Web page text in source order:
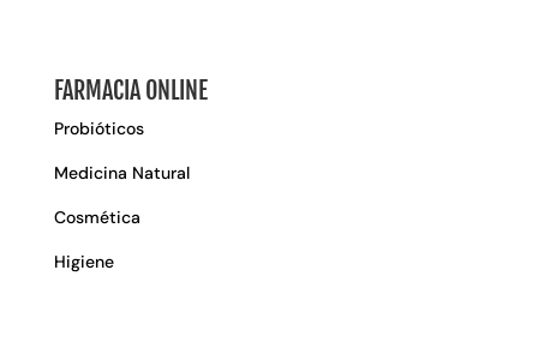
FARMACIA ONLINE
Probióticos
Medicina Natural
Cosmética
Higiene